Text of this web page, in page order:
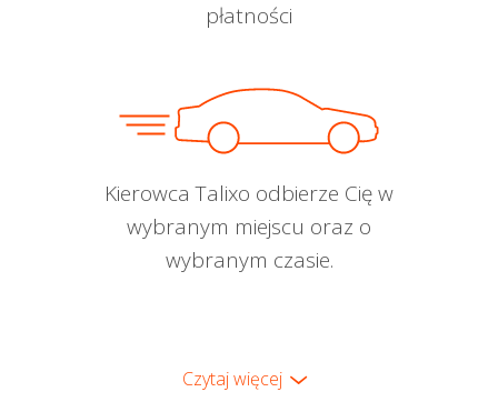
płatności
Kierowca Talixo odbierze Cię w
wybranym miejscu oraz o
wybranym czasie.
Czytaj więcej